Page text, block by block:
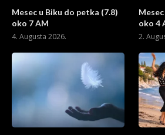
Mesec u Biku do petka (7.8)
oko 7 AM
4. Augusta 2026.
oko 4
2.